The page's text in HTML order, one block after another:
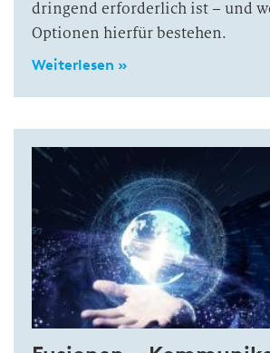
dringend erforderlich ist – und
Optionen hierfür bestehen.
Weiterlesen »